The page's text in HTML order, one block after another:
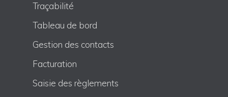
Traçabilité
Tableau de bord
Gestion des contacts
Facturation
Saisie des règlements